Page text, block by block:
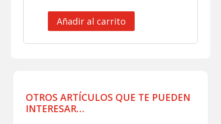
MUÑOZ
cantidad
Añadir al carrito
OTROS ARTÍCULOS QUE TE PUEDEN
INTERESAR…